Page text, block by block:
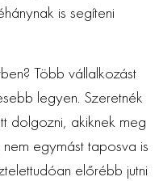
is segíteni
Több vállalkozást
legyen. Szeretnék
dolgozni, akiknek meg
egymást taposva is
előrébb jutni